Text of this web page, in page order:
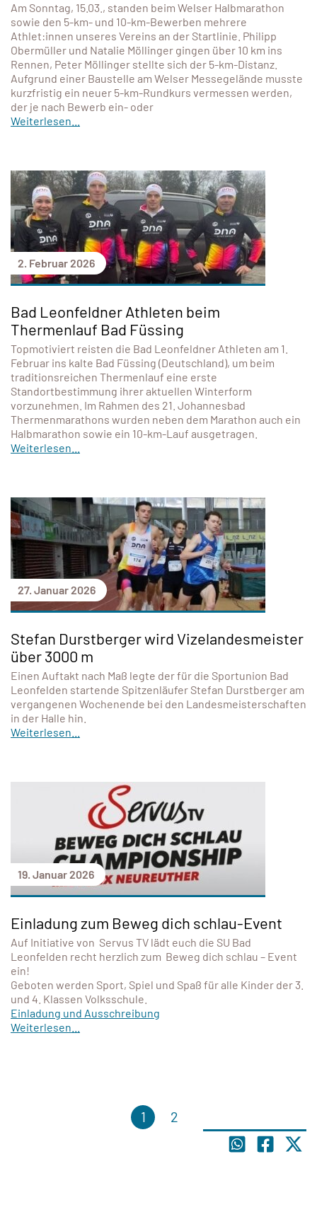
Am Sonntag, 15.03., standen beim Welser Halbmarathon
sowie den 5-km- und 10-km-Bewerben mehrere
Athlet:innen unseres Vereins an der Startlinie. Philipp
Obermüller und Natalie Möllinger gingen über 10 km ins
Rennen, Peter Möllinger stellte sich der 5-km-Distanz.
Aufgrund einer Baustelle am Welser Messegelände musste
kurzfristig ein neuer 5-km-Rundkurs vermessen werden,
der je nach Bewerb ein- oder
Weiterlesen...
2. Februar 2026
Bad Leonfeldner Athleten beim
Thermenlauf Bad Füssing
Topmotiviert reisten die Bad Leonfeldner Athleten am 1.
Februar ins kalte Bad Füssing (Deutschland), um beim
traditionsreichen Thermenlauf eine erste
Standortbestimmung ihrer aktuellen Winterform
vorzunehmen. Im Rahmen des 21. Johannesbad
Thermenmarathons wurden neben dem Marathon auch ein
Halbmarathon sowie ein 10-km-Lauf ausgetragen.
Weiterlesen...
27. Januar 2026
Stefan Durstberger wird Vizelandesmeister
über 3000 m
Einen Auftakt nach Maß legte der für die Sportunion Bad
Leonfelden startende Spitzenläufer Stefan Durstberger am
vergangenen Wochenende bei den Landesmeisterschaften
in der Halle hin.
Weiterlesen...
19. Januar 2026
Einladung zum Beweg dich schlau-Event
Auf Initiative von Servus TV lädt euch die SU Bad
Leonfelden recht herzlich zum Beweg dich schlau – Event
ein!
Geboten werden Sport, Spiel und Spaß für alle Kinder der 3.
und 4. Klassen Volksschule.
Einladung und Ausschreibung
Weiterlesen...
1 2